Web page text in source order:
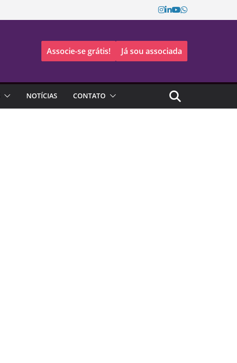
Associe-se grátis! Já sou associada
NOTÍCIAS CONTATO